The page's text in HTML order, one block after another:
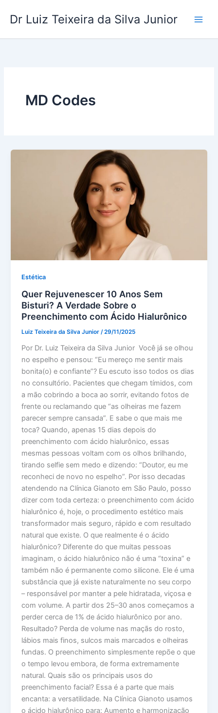
para
conteúdo
Dr Luiz Teixeira da Silva Junior
MD Codes
Estética
Quer Rejuvenescer 10 Anos Sem
Bisturi? A Verdade Sobre o
Preenchimento com Ácido Hialurônico
Luiz Teixeira da Silva Junior/29/11/2025
Por Dr. Luiz Teixeira da Silva Junior Você já se olhou
no espelho e pensou: “Eu mereço me sentir mais
bonita(o) e confiante”? Eu escuto isso todos os dias
no consultório. Pacientes que chegam tímidos, com
a mão cobrindo a boca ao sorrir, evitando fotos de
frente ou reclamando que “as olheiras me fazem
parecer sempre cansada”. E sabe o que mais me
toca? Quando, apenas 15 dias depois do
preenchimento com ácido hialurônico, essas
mesmas pessoas voltam com os olhos brilhando,
tirando selfie sem medo e dizendo: “Doutor, eu me
reconheci de novo no espelho”. Por isso decadas
atendendo na Clínica Gianoto em São Paulo, posso
dizer com toda certeza: o preenchimento com ácido
hialurônico é, hoje, o procedimento estético mais
transformador mais seguro, rápido e com resultado
natural que existe. O que realmente é o ácido
hialurônico? Diferente do que muitas pessoas
imaginam, o ácido hialurônico não é uma “toxina” e
também não é permanente como silicone. Ele é uma
substância que já existe naturalmente no seu corpo
– responsável por manter a pele hidratada, viçosa e
com volume. A partir dos 25–30 anos começamos a
perder cerca de 1% de ácido hialurônico por ano.
Resultado? Perda de volume nas maçãs do rosto,
lábios mais finos, sulcos mais marcados e olheiras
fundas. O preenchimento simplesmente repõe o que
o tempo levou embora, de forma extremamente
natural. Quais são os principais usos do
preenchimento facial? Essa é a parte que mais
encanta: a versatilidade. Na Clínica Gianoto usamos
o ácido hialurônico para: Aumento e harmonização